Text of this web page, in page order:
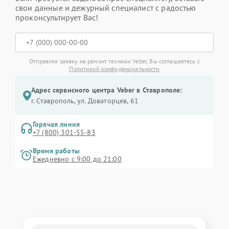
свои данные и дежурный специалист с радостью
проконсультирует Вас!
Отправляя заявку на ремонт техники Veber, Вы соглашаетесь с
Политикой конфиденциальности
Адрес сервисного центра Veber в Ставрополе:
г. Ставрополь, ул. Доваторцев, 61
Горячая линия
+7 (800) 301-55-83
Время работы
Ежедневно с 9:00 до 21:00